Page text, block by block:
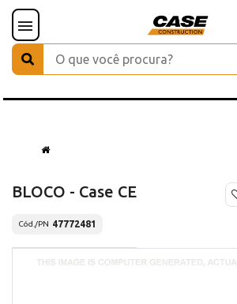
BLOCO - Case CE
Cód./PN 47772481